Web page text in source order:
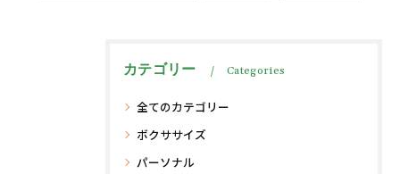
カテゴリー Categories
全てのカテゴリー
ボクササイズ
パーソナル